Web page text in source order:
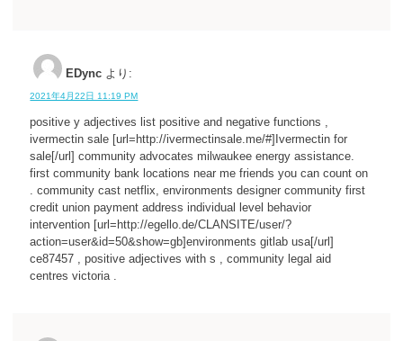
EDync より:
2021年4月22日 11:19 PM
positive y adjectives list positive and negative functions ,
ivermectin sale [url=http://ivermectinsale.me/#]Ivermectin for
sale[/url] community advocates milwaukee energy assistance.
first community bank locations near me friends you can count on
. community cast netflix, environments designer community first
credit union payment address individual level behavior
intervention [url=http://egello.de/CLANSITE/user/?
action=user&id=50&show=gb]environments gitlab usa[/url]
ce87457 , positive adjectives with s , community legal aid
centres victoria .